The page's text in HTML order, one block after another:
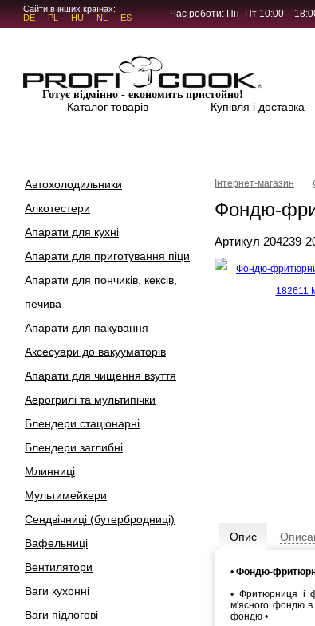
Сайти в інших країнах:
DE
PL HU NL ES Час роботи: Пн–Пт 10:00 –
Готує відмінно - економить пристойно!
Каталог товарів Купівля і доставка
Автохолодильники
Алкотестери
Апарати для кухні
Апарати для приготування піци
Апарати для пончиків, кексів,
печива
Апарати для пакування
Аксесуари до вакууматорів
Апарати для чищення взуття
Аерогрилі та мультипічки
Блендери стаціонарні
Блендери заглибні
Млинниці
Мультимейкери
Сендвічниці (бутербродниці)
Вафельниці
Вентилятори
Ваги кухонні
Ваги підлогові
Інтернет-магазин
Фондю-
Артикул 204239-
Опис
• Фондю-
• Фритюрниця і
м'ясного фондю в
фондю •